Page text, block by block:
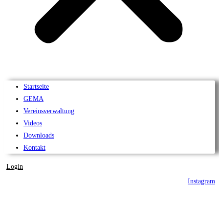
Startseite
GEMA
Vereinsverwaltung
Videos
Downloads
Kontakt
Login
Instagram